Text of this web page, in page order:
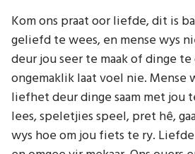
Kom ons praat oor liefde, dit is
geliefd te wees, en mense wys
deur jou seer te maak of dinge
ongemaklik laat voel nie. Mense
liefhet deur dinge saam met jou
lees, speletjies speel, pret hê,
wys hoe om jou fiets te ry.